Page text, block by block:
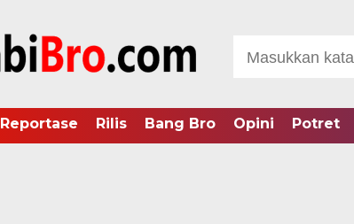
Reportase Rilis Bang Bro Opini Potret